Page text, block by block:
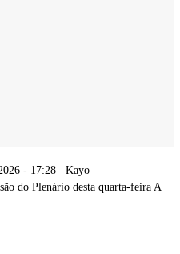
2026 - 17:28 Kayo
do Plenário desta quarta-feira A